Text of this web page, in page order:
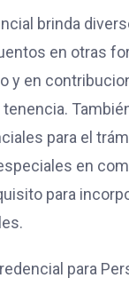
brinda
en otras
y en
tenencia.
para el
en
para
para